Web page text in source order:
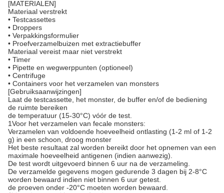
[MATERIALEN]
Materiaal verstrekt
• Testcassettes
• Droppers
• Verpakkingsformulier
• Proefverzamelbuizen met extractiebuffer
Materiaal vereist maar niet verstrekt
• Timer
• Pipette en wegwerppunten (optioneel)
• Centrifuge
• Containers voor het verzamelen van monsters
[Gebruiksaanwijzingen]
Laat de testcassette, het monster, de buffer en/of de bediening
de ruimte bereiken
de temperatuur (15-30°C) vóór de test.
1Voor het verzamelen van fecale monsters:
Verzamelen van voldoende hoeveelheid ontlasting (1-2 ml of 1-2
g) in een schoon, droog monster
Het beste resultaat zal worden bereikt door het opnemen van een
maximale hoeveelheid antigenen (indien aanwezig).
De test wordt uitgevoerd binnen 6 uur na de verzameling.
De verzamelde gegevens mogen gedurende 3 dagen bij 2-8°C
worden bewaard indien niet binnen 6 uur getest.
de proeven onder -20°C moeten worden bewaard.